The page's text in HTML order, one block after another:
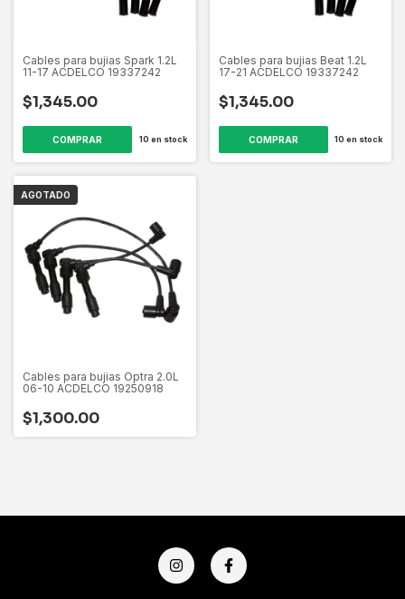
Cables para bujias Spark 1.2L
11-17 ACDELCO 19337242
$1,345.00
10 en stock
Cables para bujias Beat 1.2L
17-21 ACDELCO 19337242
$1,345.00
10 en stock
AGOTADO
Cables para bujias Optra 2.0L
06-10 ACDELCO 19250918
$1,300.00